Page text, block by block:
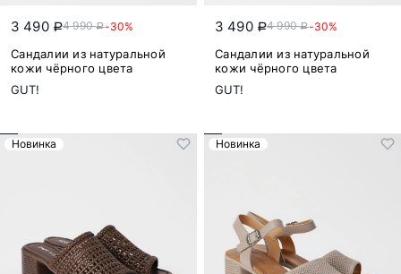
3 490 a4 990a-30%
Сандалии из натуральной
кожи чёрного цвета
GUT!
3 490 a4 990a-30%
Сандалии из натуральной
кожи чёрного цвета
GUT!
Новинка Новинка